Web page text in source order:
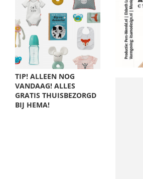
TIP! ALLEEN NOG
VANDAAG! ALLES
GRATIS THUISBEZORGD
BIJ HEMA!